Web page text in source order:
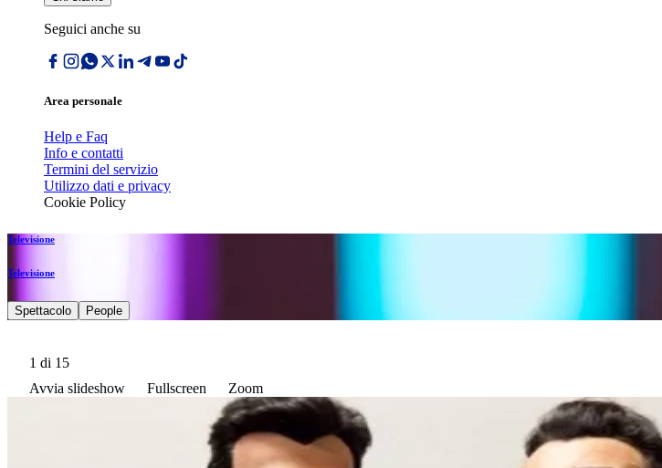
Seguici anche su
Area personale
Help e Faq
Info e contatti
Termini del servizio
Utilizzo dati e privacy
Cookie Policy
Televisione
Televisione
Spettacolo People
1 di 15
Avvia slideshow
Fullscreen Zoom